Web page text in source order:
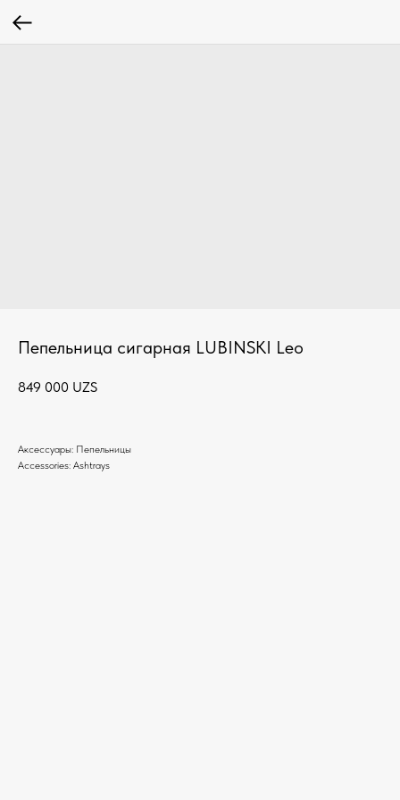
Пепельница сигарная LUBINSKI Leo
849 000 UZS
Аксессуары: Пепельницы
Accessories: Ashtrays